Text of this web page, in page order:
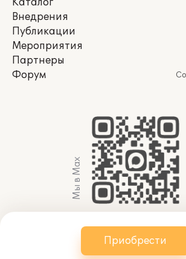
Приобрести
Каталог
Внедрения
Публикации
Мероприятия
Партнеры
Форум
Мы в Max
© 2011-2026 АО «Группа 1С»
«1С»). Все права защищены.